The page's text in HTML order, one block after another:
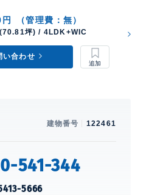
（管理費：無）
坪) / 4LDK+WIC
い合わせ
建物番号 122461
541-344
5666